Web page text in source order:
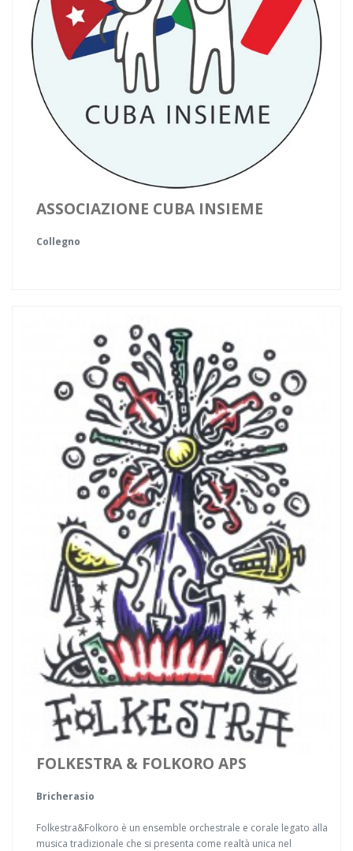
ASSOCIAZIONE CUBA INSIEME
Collegno
FOLKESTRA & FOLKORO APS
Bricherasio
Folkestra&Folkoro è un ensemble orchestrale e corale legato alla
musica tradizionale che si presenta come realtà unica nel